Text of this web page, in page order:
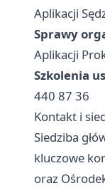
Aplikacji
Sprawy
Aplikacji
Szkolenia
440 87 36
Kontakt i
Siedziba
kluczowe
oraz